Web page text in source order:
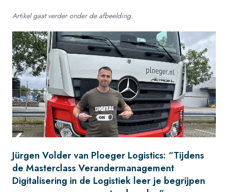
Artikel gaat verder onder de afbeelding.
Jürgen Volder van Ploeger Logistics: “Tijdens
de Masterclass Verandermanagement
Digitalisering in de Logistiek leer je begrijpen